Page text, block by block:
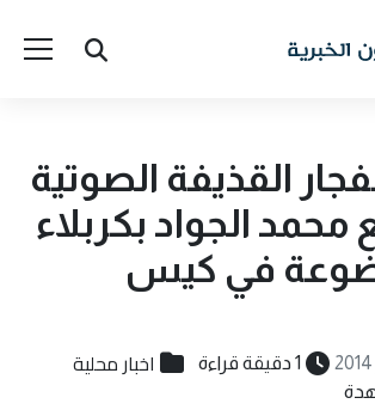
القذيفة الصوتية
الجواد بكربلاء
في كيس
1 دقيقة قراءة اخبار محلية